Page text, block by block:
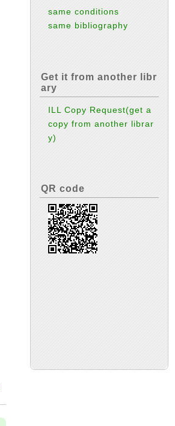
same conditions
same bibliography
Get it from another libr
ary
ILL Copy Request(get a
copy from another librar
y)
QR code